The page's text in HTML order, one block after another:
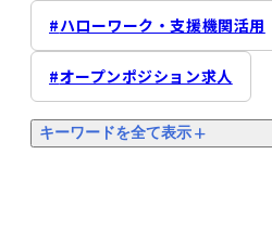
ハローワーク・支援機関活用
オープンポジション求人
キーワードを全て表示